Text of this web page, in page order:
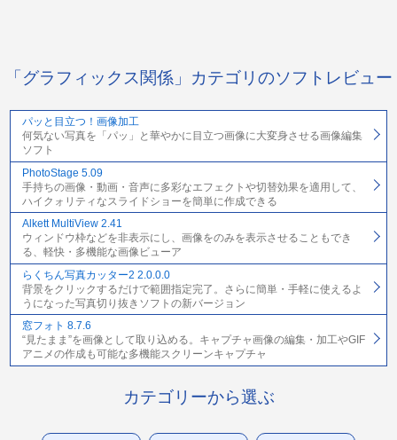
「グラフィックス関係」カテゴリのソフトレビュー
パッと目立つ！画像加工
何気ない写真を「パッ」と華やかに目立つ画像に大変身させる画像編集
ソフト
PhotoStage 5.09
手持ちの画像・動画・音声に多彩なエフェクトや切替効果を適用して、
ハイクォリティなスライドショーを簡単に作成できる
Alkett MultiView 2.41
ウィンドウ枠などを非表示にし、画像をのみを表示させることもでき
る、軽快・多機能な画像ビューア
らくちん写真カッター2 2.0.0.0
背景をクリックするだけで範囲指定完了。さらに簡単・手軽に使えるよ
うになった写真切り抜きソフトの新バージョン
窓フォト 8.7.6
“見たまま”を画像として取り込める。キャプチャ画像の編集・加工やGIF
アニメの作成も可能な多機能スクリーンキャプチャ
カテゴリーから選ぶ